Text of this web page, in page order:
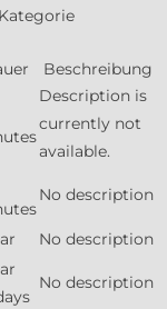
Beschreibung
Description is
currently not
available.
No description
No description
No description